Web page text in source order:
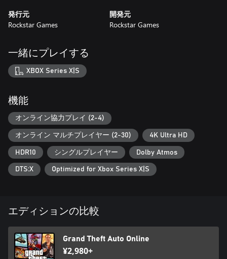
発行元
Rockstar Games
開発元
Rockstar Games
一緒にプレイする
XBOX Series X|S
機能
オンライン協力プレイ (2-4)
オンライン マルチプレイヤー (2-30) 4K Ultra HD
HDR10 シングルプレイヤー Dolby Atmos
DTS:X Optimized for Xbox Series X|S
エディションの比較
Grand Theft Auto Online
¥2,980+